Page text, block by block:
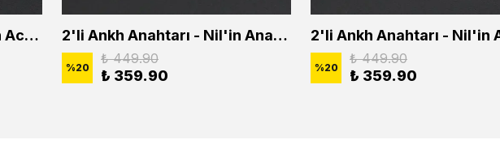
2'li Anime Attack On Titan Acrylic Maria Anime Naruto Erkek Kadın Kolye Seti 2'li Ankh Anahtarı - Nil'in Anahtarı - Kuru Kafa Erkek Kadın Kolye Seti
%20
₺ 449.90
₺ 359.90 %20
₺ 449.90
₺ 359.90